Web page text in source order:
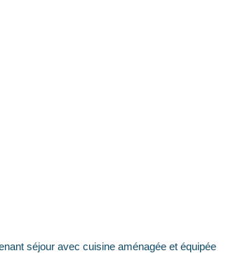
séjour avec cuisine aménagée et équipée